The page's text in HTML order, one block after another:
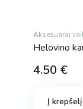
Aksesuarai
Helovino
4.50 €
Į krepšelį